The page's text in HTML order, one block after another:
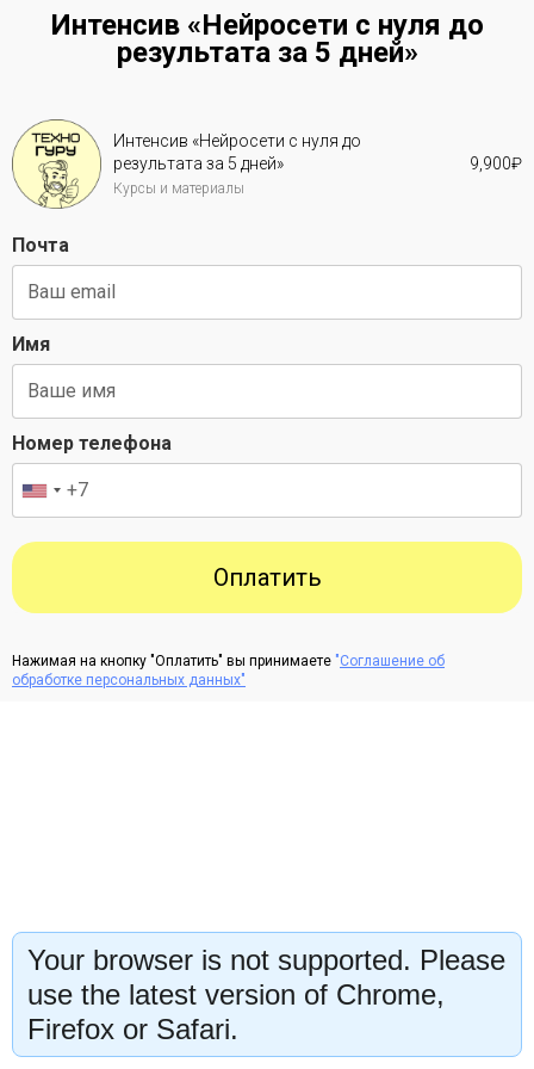
Интенсив «Нейросети с нуля до
результата за 5 дней»
Интенсив «Нейросети с нуля до
результата за 5 дней»
Курсы и материалы
9,900₽
Почта
Имя
Номер телефона
Оплатить
Нажимая на кнопку "Оплатить" вы принимаете "Соглашение об
обработке персональных данных"
Your browser is not supported. Please
use the latest version of Chrome,
Firefox or Safari.